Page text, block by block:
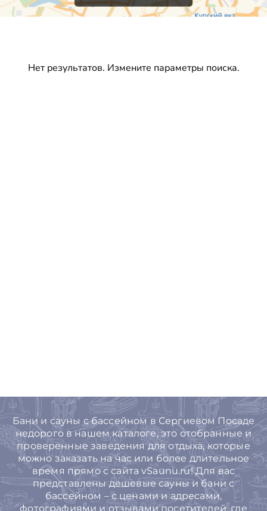
Нет результатов. Измените параметры поиска.
Бани и сауны с бассейном в Сергиевом Посаде
недорого в нашем каталоге, это отобранные и
проверенные заведения для отдыха, которые
можно заказать на час или более длительное
время прямо с сайта vSaunu.ru! Для вас
представлены дешевые сауны и бани с
бассейном – с ценами и адресами,
фотографиями и отзывами посетителей, где